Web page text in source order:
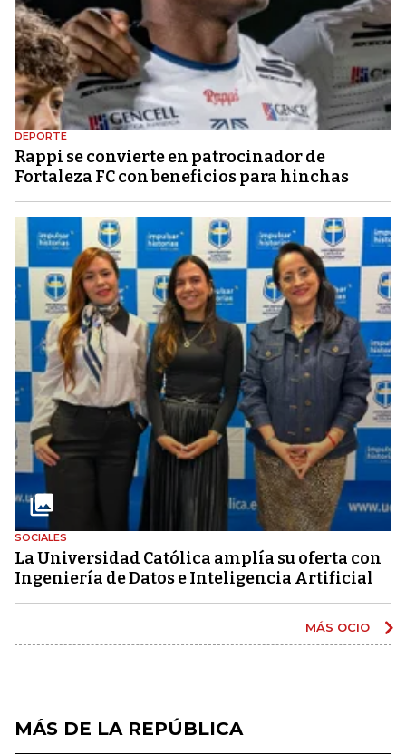
DEPORTE
Rappi se convierte en patrocinador de
Fortaleza FC con beneficios para hinchas
SOCIALES
La Universidad Católica amplía su oferta con
Ingeniería de Datos e Inteligencia Artificial
MÁS OCIO
MÁS DE LA REPÚBLICA